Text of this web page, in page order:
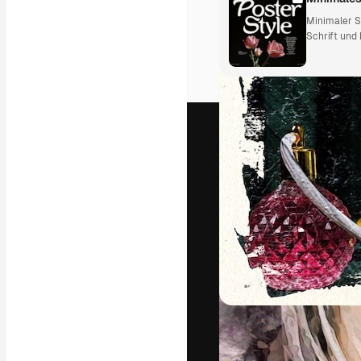
Minimaler
Schrift und
Die kreative
Arbeit zu
Abonnenten
Agenturen und
Deutsch